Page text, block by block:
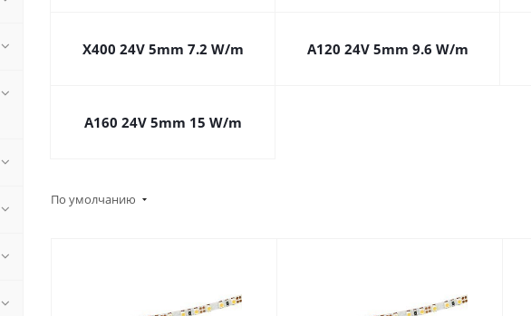
X400 24V 5mm 7.2 W/m A120 24V 5mm 9.6 W/m
A160 24V 5mm 15 W/m
По умолчанию